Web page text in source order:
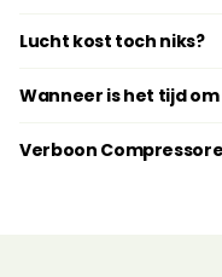
Lucht kost toch niks?
Wanneer is het tijd
Verboon